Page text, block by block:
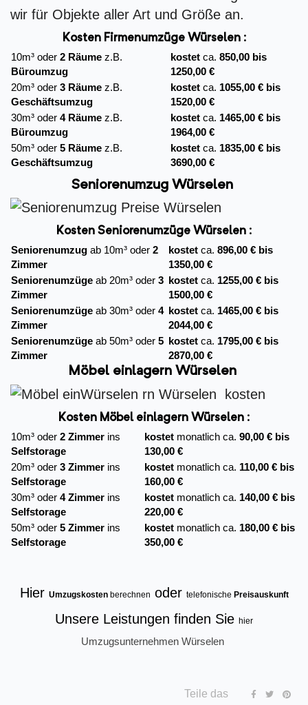
wir für Objekte aller Art und Größe an.
Kosten Firmenumzüge Würselen :
10m³ oder 2 Räume z.B.
Büroumzug
kostet ca. 850,00 bis
1250,00 €
20m³ oder 3 Räume z.B.
Geschäftsumzug
kostet ca. 1055,00 € bis
1520,00 €
30m³ oder 4 Räume z.B.
Büroumzug
kostet ca. 1465,00 € bis
1964,00 €
50m³ oder 5 Räume z.B.
Geschäftsumzug
kostet ca. 1835,00 € bis
3690,00 €
Seniorenumzug Würselen
Kosten Seniorenumzüge Würselen :
Seniorenumzug ab 10m³ oder 2
Zimmer
kostet ca. 896,00 € bis
1350,00 €
Seniorenumzüge ab 20m³ oder 3
Zimmer
kostet ca. 1255,00 € bis
1500,00 €
Seniorenumzüge ab 30m³ oder 4
Zimmer
kostet ca. 1465,00 € bis
2044,00 €
Seniorenumzüge ab 50m³ oder 5
Zimmer
kostet ca. 1795,00 € bis
2870,00 €
Möbel einlagern Würselen
Kosten Möbel einlagern Würselen :
10m³ oder 2 Zimmer ins
Selfstorage
kostet monatlich ca. 90,00 € bis
130,00 €
20m³ oder 3 Zimmer ins
Selfstorage
kostet monatlich ca. 110,00 € bis
160,00 €
30m³ oder 4 Zimmer ins
Selfstorage
kostet monatlich ca. 140,00 € bis
220,00 €
50m³ oder 5 Zimmer ins
Selfstorage
kostet monatlich ca. 180,00 € bis
350,00 €
Hier Umzugskostenberechnen oder telefonische Preisauskunft
Unsere Leistungen finden Sie hier
Umzugsunternehmen Würselen
Teile das